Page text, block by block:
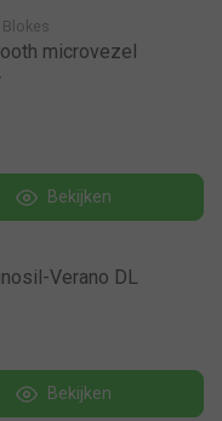
microvezel
Bekijken
Verano DL
Bekijken